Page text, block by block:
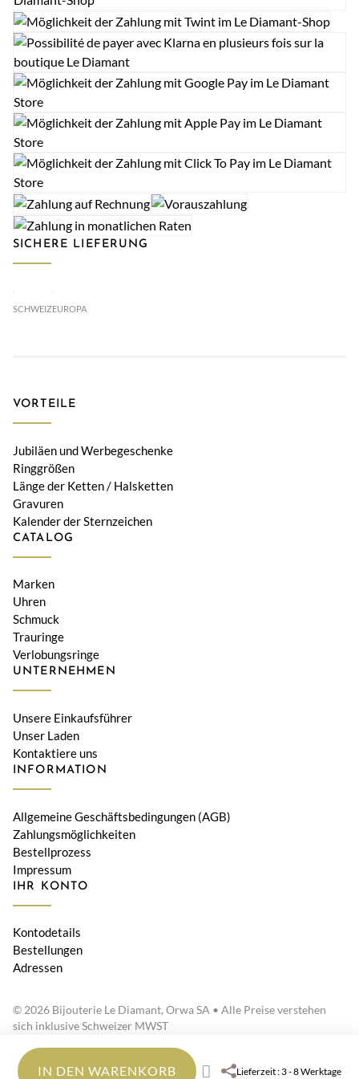
IN DEN WARENKORB Lieferzeit : 3 - 8 Werktage
SICHERE LIEFERUNG
SCHWEIZEUROPA
VORTEILE
Jubiläen und Werbegeschenke
Ringgrößen
Länge der Ketten / Halsketten
Gravuren
Kalender der Sternzeichen
CATALOG
Marken
Uhren
Schmuck
Trauringe
Verlobungsringe
UNTERNEHMEN
Unsere Einkaufsführer
Unser Laden
Kontaktiere uns
INFORMATION
Allgemeine Geschäftsbedingungen (AGB)
Zahlungsmöglichkeiten
Bestellprozess
Impressum
IHR KONTO
Kontodetails
Bestellungen
Adressen
© 2026 Bijouterie Le Diamant, Orwa SA • Alle Preise verstehen
sich inklusive Schweizer MWST